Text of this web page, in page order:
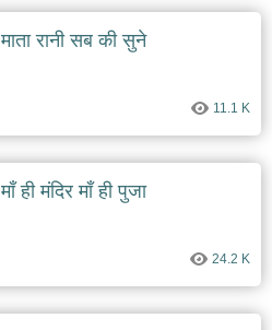
माता रानी सब की सुने
11.1 K
माँ ही मंदिर माँ ही पुजा
24.2 K